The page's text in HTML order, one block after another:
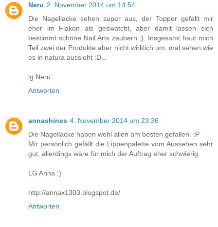
Neru 2. November 2014 um 14:54
Die Nagellacke sehen super aus, der Topper gefällt mir
eher im Flakon als geswatcht, aber damit lassen sich
bestimmt schöne Nail Arts zaubern :). Insgesamt haut mich
Teil zwei der Produkte aber nicht wirklich um, mal sehen wie
es in natura aussieht :D...
lg Neru
Antworten
annashines 4. November 2014 um 23:36
Die Nagellacke haben wohl allen am besten gefallen. :P
Mir persönlich gefällt die Lippenpalette vom Aussehen sehr
gut, allerdings wäre für mich der Auftrag eher schwierig.
LG Anna :)
http://annax1303.blogspot.de/
Antworten